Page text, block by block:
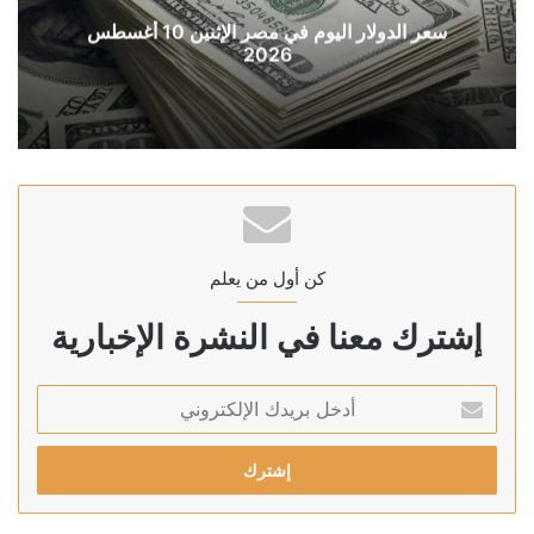
سعر الدولار اليوم في مصر الإثنين 10 أغسطس
2026
كن أول من يعلم
إشترك معنا في النشرة الإخبارية
بريدك
الإلكتروني